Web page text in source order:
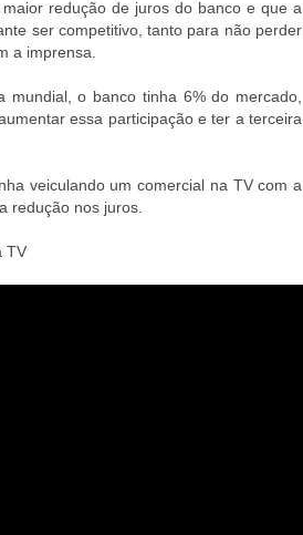
redução de juros do banco e que a
ser competitivo, tanto para não perder
a imprensa.
o banco tinha 6% do mercado,
essa participação e ter a terceira
veiculando um comercial na TV com a
redução nos juros.
TV